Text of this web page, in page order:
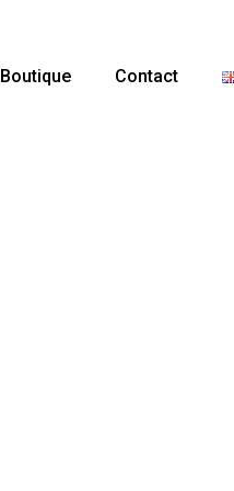
Boutique Contact